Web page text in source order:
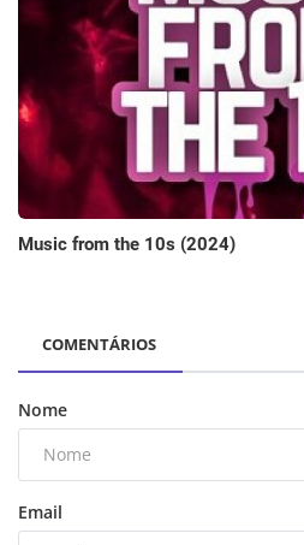
Music from the 10s (2024)
COMENTÁRIOS
Nome
Email